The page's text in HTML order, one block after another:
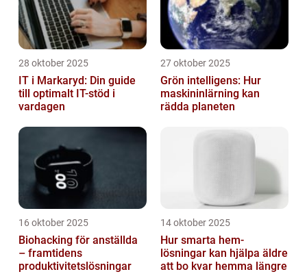
28 oktober 2025
IT i Markaryd: Din guide
till optimalt IT-stöd i
vardagen
27 oktober 2025
Grön intelligens: Hur
maskininlärning kan
rädda planeten
16 oktober 2025
Biohacking för anställda
– framtidens
produktivitetslösningar
14 oktober 2025
Hur smarta hem-
lösningar kan hjälpa äldre
att bo kvar hemma längre